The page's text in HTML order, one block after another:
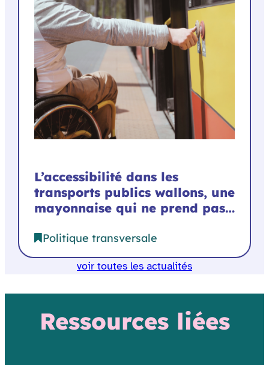
L’accessibilité dans les
transports publics wallons, une
mayonnaise qui ne prend pas…
Politique transversale
voir toutes les actualités
Ressources liées